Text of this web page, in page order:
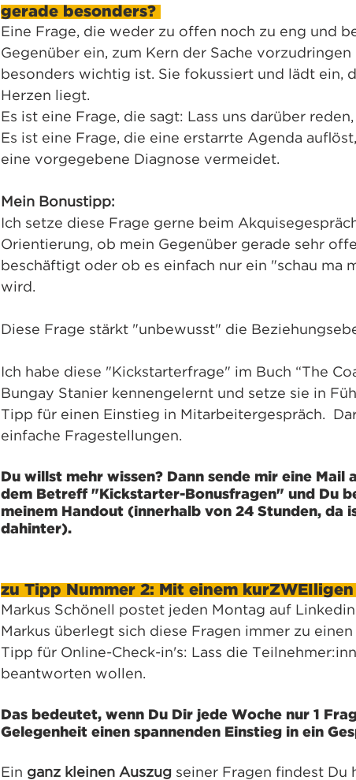
gerade besonders?
Eine Frage, die weder zu offen noch zu eng und
Gegenüber ein, zum Kern der Sache
besonders wichtig ist. Sie fokussiert und lädt ein,
Herzen liegt.
Es ist eine Frage, die sagt: Lass uns darüber
Es ist eine Frage, die eine erstarrte Agenda
eine vorgegebene Diagnose vermeidet.
Mein Bonustipp:
Ich setze diese Frage gerne beim
Orientierung, ob mein Gegenüber gerade sehr
beschäftigt oder ob es einfach nur ein "schau ma
wird.
Diese Frage stärkt "unbewusst" die
Ich habe diese "Kickstarterfrage" im Buch “The
Bungay Stanier kennengelernt und setze sie in
Tipp für einen Einstieg in Mitarbeitergespräch.
einfache Fragestellungen.
Du willst mehr wissen? Dann sende mir eine Mail
dem Betreff "Kickstarter-Bonusfragen" und Du
meinem Handout (innerhalb von 24 Stunden, da
dahinter).
zu Tipp Nummer 2: Mit einem
Markus Schönell postet jeden Montag auf
Markus überlegt sich diese Fragen immer zu
Tipp für Online-Check-in's: Lass die
beantworten wollen.
Das bedeutet, wenn Du Dir jede Woche nur 1
Gelegenheit einen spannenden Einstieg in ein
Ein ganz kleinen Auszug seiner Fragen findest Du